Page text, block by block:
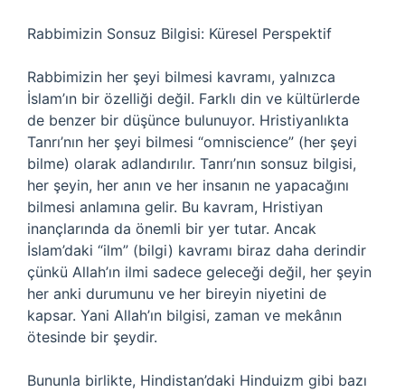
Rabbimizin Sonsuz Bilgisi: Küresel Perspektif
Rabbimizin her şeyi bilmesi kavramı, yalnızca
İslam’ın bir özelliği değil. Farklı din ve kültürlerde
de benzer bir düşünce bulunuyor. Hristiyanlıkta
Tanrı’nın her şeyi bilmesi “omniscience” (her şeyi
bilme) olarak adlandırılır. Tanrı’nın sonsuz bilgisi,
her şeyin, her anın ve her insanın ne yapacağını
bilmesi anlamına gelir. Bu kavram, Hristiyan
inançlarında da önemli bir yer tutar. Ancak
İslam’daki “ilm” (bilgi) kavramı biraz daha derindir
çünkü Allah’ın ilmi sadece geleceği değil, her şeyin
her anki durumunu ve her bireyin niyetini de
kapsar. Yani Allah’ın bilgisi, zaman ve mekânın
ötesinde bir şeydir.
Bununla birlikte, Hindistan’daki Hinduizm gibi bazı